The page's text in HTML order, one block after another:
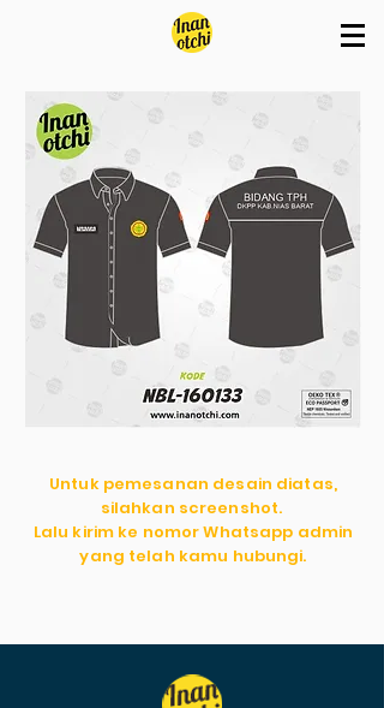
Untuk pemesanan desain diatas,
silahkan screenshot.
Lalu kirim ke nomor Whatsapp admin
yang telah kamu hubungi.